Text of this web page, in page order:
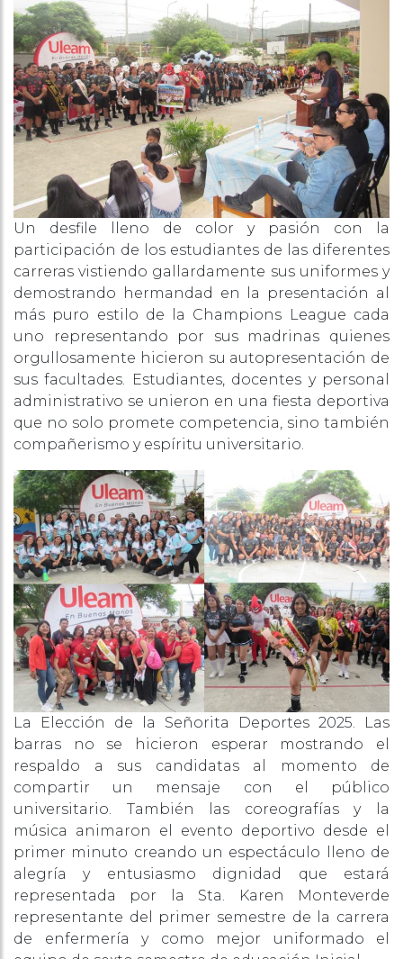
Un desfile lleno de color y pasión con la
participación de los estudiantes de las diferentes
carreras vistiendo gallardamente sus uniformes y
demostrando hermandad en la presentación al
más puro estilo de la Champions League cada
uno representando por sus madrinas quienes
orgullosamente hicieron su autopresentación de
sus facultades. Estudiantes, docentes y personal
administrativo se unieron en una fiesta deportiva
que no solo promete competencia, sino también
compañerismo y espíritu universitario.
La Elección de la Señorita Deportes 2025. Las
barras no se hicieron esperar mostrando el
respaldo a sus candidatas al momento de
compartir un mensaje con el público
universitario. También las coreografías y la
música animaron el evento deportivo desde el
primer minuto creando un espectáculo lleno de
alegría y entusiasmo dignidad que estará
representada por la Sta. Karen Monteverde
representante del primer semestre de la carrera
de enfermería y como mejor uniformado el